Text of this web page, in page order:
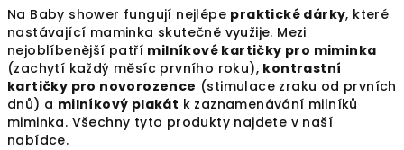
Na Baby shower fungují nejlépe praktické dárky, které
nastávající maminka skutečně využije. Mezi
nejoblíbenější patří milníkové kartičky pro miminka
(zachytí každý měsíc prvního roku), kontrastní
kartičky pro novorozence (stimulace zraku od prvních
dnů) a milníkový plakát k zaznamenávání milníků
miminka. Všechny tyto produkty najdete v naší
nabídce.